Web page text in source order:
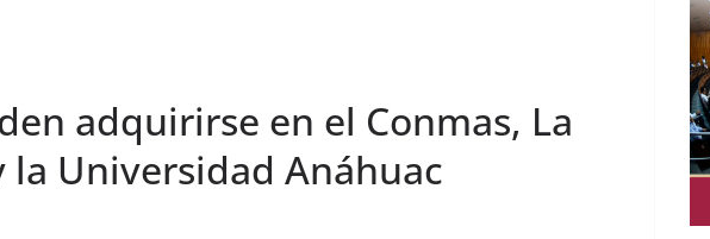
adquirirse en el Conmas, La
la Universidad Anáhuac